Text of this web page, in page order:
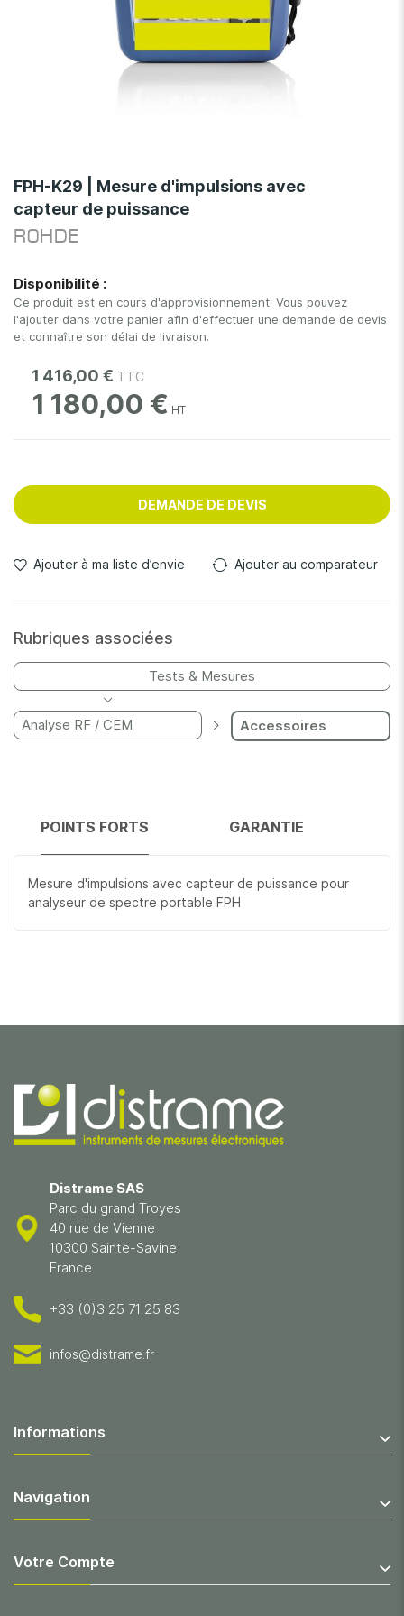
to
the
beginning
of
images
gallery
FPH-K29 | Mesure d'impulsions avec
capteur de puissance
ROHDE
Disponibilité :
Ce produit est en cours d'approvisionnement. Vous pouvez
l'ajouter dans votre panier afin d'effectuer une demande de devis
et connaître son délai de livraison.
1 416,00 €
1 180,00 €
DEMANDE DE DEVIS
Ajouter à ma liste d’envie Ajouter au comparateur
Rubriques associées
Tests & Mesures
Analyse RF / CEM Accessoires
POINTS FORTS GARANTIE
Mesure d'impulsions avec capteur de puissance pour
analyseur de spectre portable FPH
Distrame SAS
Parc du grand Troyes
40 rue de Vienne
10300 Sainte-Savine
France
+33 (0)3 25 71 25 83
infos@distrame.fr
Informations
Navigation
Votre Compte